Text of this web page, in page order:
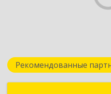
Рекомендованные